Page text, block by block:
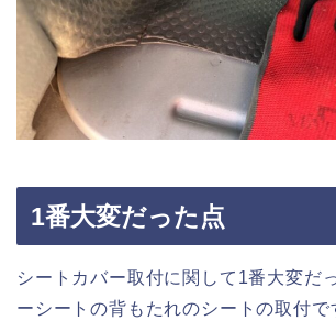
1番大変だった点
シートカバー取付に関して1番大変だ
ーシートの背もたれのシートの取付で